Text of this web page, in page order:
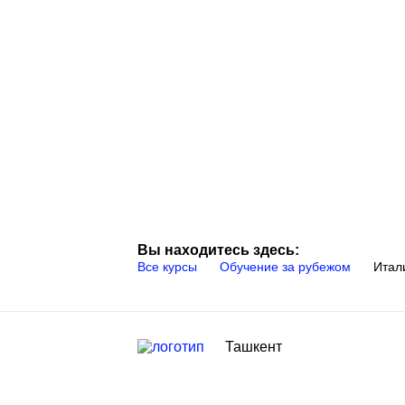
Вы находитесь здесь:
Все курсы Обучение за рубежом
Ташкент